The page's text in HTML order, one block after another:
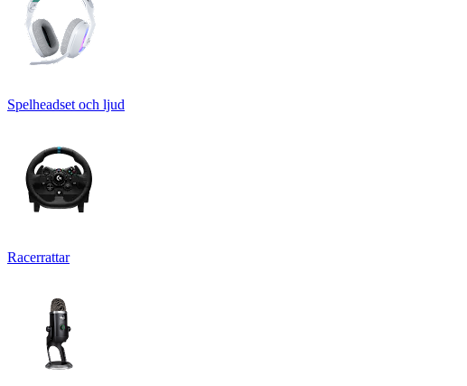
Spelheadset och ljud
Racerrattar